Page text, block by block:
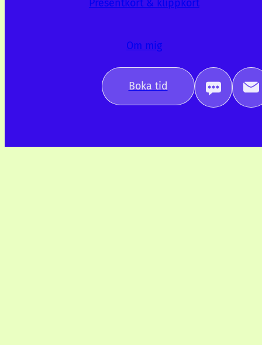
Presentkort & klippkort
Om mig
Boka tid